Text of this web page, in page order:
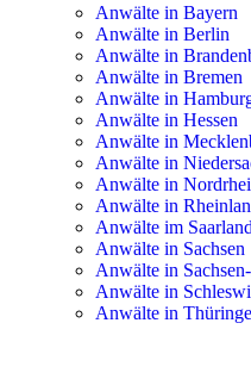
Anwälte in Bayern
Anwälte in Berlin
Anwälte in
Anwälte in Bremen
Anwälte in
Anwälte in Hessen
Anwälte in
Anwälte in
Anwälte in
Anwälte in
Anwälte im Saarland
Anwälte in Sachsen
Anwälte in
Anwälte in
Anwälte in